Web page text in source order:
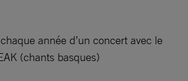
année d’un concert avec le
(chants basques)